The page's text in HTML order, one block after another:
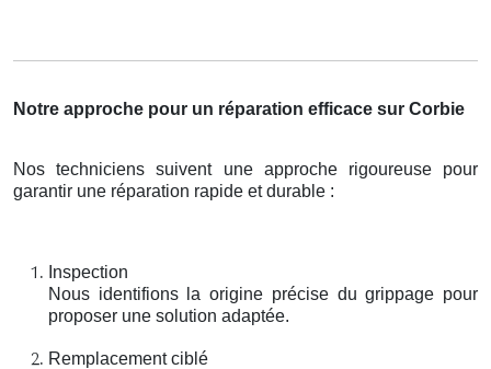
Notre approche pour un réparation efficace sur Corbie
Nos techniciens suivent une approche rigoureuse pour
garantir une réparation rapide et durable :
Inspection
Nous identifions la origine précise du grippage pour
proposer une solution adaptée.
Remplacement ciblé